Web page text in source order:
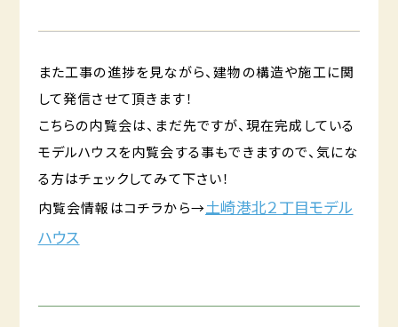
また工事の進捗を見ながら、建物の構造や施工に関
して発信させて頂きます！
こちらの内覧会は、まだ先ですが、現在完成している
モデルハウスを内覧会する事もできますので、気にな
る方はチェックしてみて下さい！
内覧会情報はコチラから→土崎港北２丁目モデル
ハウス